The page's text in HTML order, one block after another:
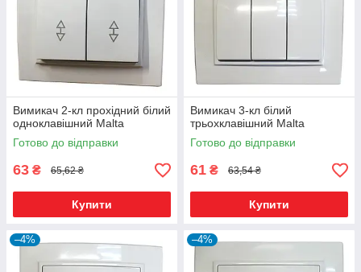
Вимикач 2-кл прохідний білий
одноклавішний Malta
Готово до відправки
63 ₴ 65,62 ₴
Купити
Вимикач 3-кл білий
трьохклавішний Malta
Готово до відправки
61 ₴ 63,54 ₴
Купити
–4% –4%